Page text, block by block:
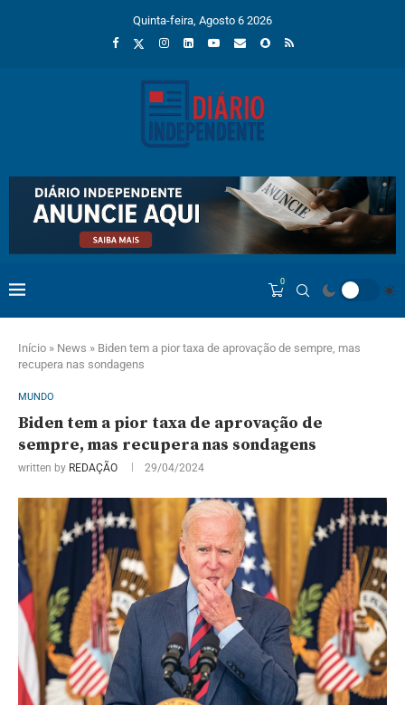
Quinta-feira, Agosto 6 2026
0
Início » News » Biden tem a pior taxa de aprovação de sempre, mas
recupera nas sondagens
MUNDO
Biden tem a pior taxa de aprovação de
sempre, mas recupera nas sondagens
written by REDAÇÃO 29/04/2024